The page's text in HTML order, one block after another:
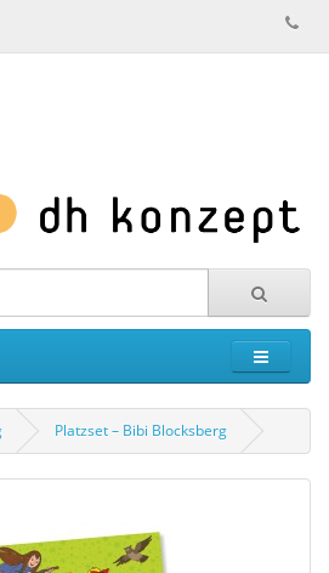
Platzset – Bibi Blocksberg